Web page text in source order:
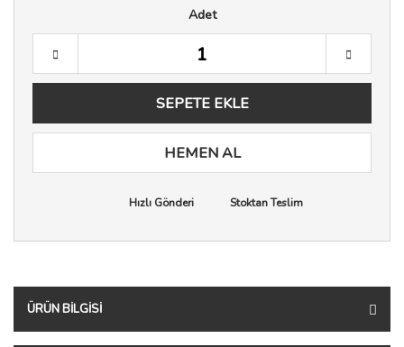
Adet
SEPETE EKLE
HEMEN AL
Hızlı Gönderi Stoktan Teslim
ÜRÜN BILGISI